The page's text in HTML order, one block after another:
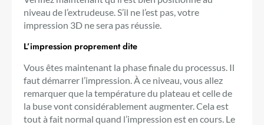
niveau de l’extrudeuse. S’il ne l’est pas, votre
impression 3D ne sera pas réussie.
L’impression proprement dite
Vous êtes maintenant la phase finale du processus. Il
faut démarrer l’impression. À ce niveau, vous allez
remarquer que la température du plateau et celle de
la buse vont considérablement augmenter. Cela est
tout à fait normal quand l’impression est en cours. Le